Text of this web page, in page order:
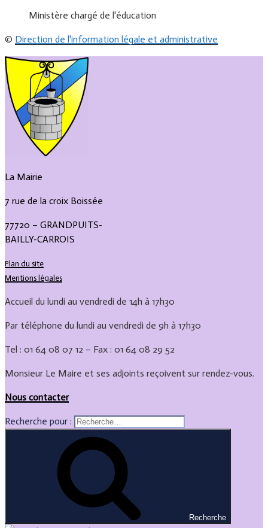
Ministère chargé de l'éducation
© Direction de l'information légale et administrative
La Mairie
7 rue de la croix Boissée
77720 – GRANDPUITS-
BAILLY-CARROIS
Plan du site
Mentions légales
Accueil du lundi au vendredi de 14h à 17h30
Par téléphone du lundi au vendredi de 9h à 17h30
Tel : 01 64 08 07 12 – Fax : 01 64 08 29 52
Monsieur Le Maire et ses adjoints reçoivent sur rendez-vous.
Nous contacter
Recherche pour :
Recherche